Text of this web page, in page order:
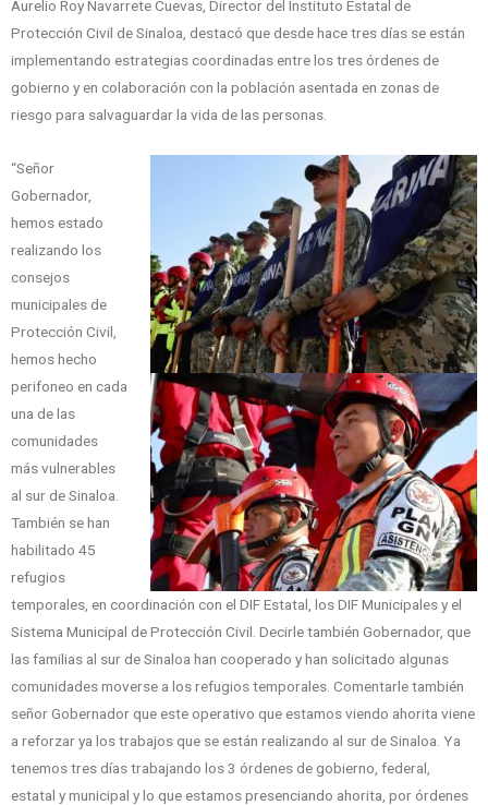
Aurelio Roy Navarrete Cuevas, Director del Instituto Estatal de
Protección Civil de Sinaloa, destacó que desde hace tres días se están
implementando estrategias coordinadas entre los tres órdenes de
gobierno y en colaboración con la población asentada en zonas de
riesgo para salvaguardar la vida de las personas.
“Señor
Gobernador,
hemos estado
realizando los
consejos
municipales de
Protección Civil,
hemos hecho
perifoneo en cada
una de las
comunidades
más vulnerables
al sur de Sinaloa.
También se han
habilitado 45
refugios
temporales, en coordinación con el DIF Estatal, los DIF Municipales y el
Sistema Municipal de Protección Civil. Decirle también Gobernador, que
las familias al sur de Sinaloa han cooperado y han solicitado algunas
comunidades moverse a los refugios temporales. Comentarle también
señor Gobernador que este operativo que estamos viendo ahorita viene
a reforzar ya los trabajos que se están realizando al sur de Sinaloa. Ya
tenemos tres días trabajando los 3 órdenes de gobierno, federal,
estatal y municipal y lo que estamos presenciando ahorita, por órdenes